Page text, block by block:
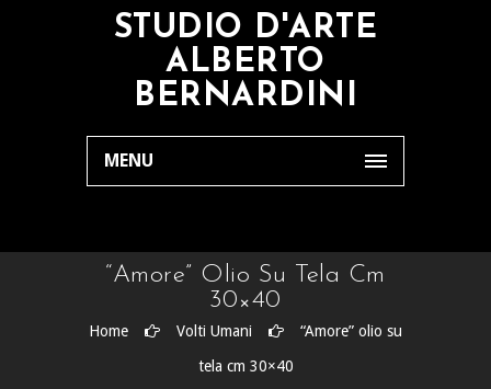
STUDIO D'ARTE
ALBERTO
BERNARDINI
MENU
“Amore” Olio Su Tela Cm
30×40
Home Volti Umani
“Amore” olio su
tela cm 30×40